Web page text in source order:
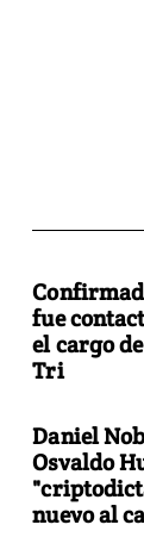
fue
el cargo
Tri
Daniel
Osvaldo
nuevo al